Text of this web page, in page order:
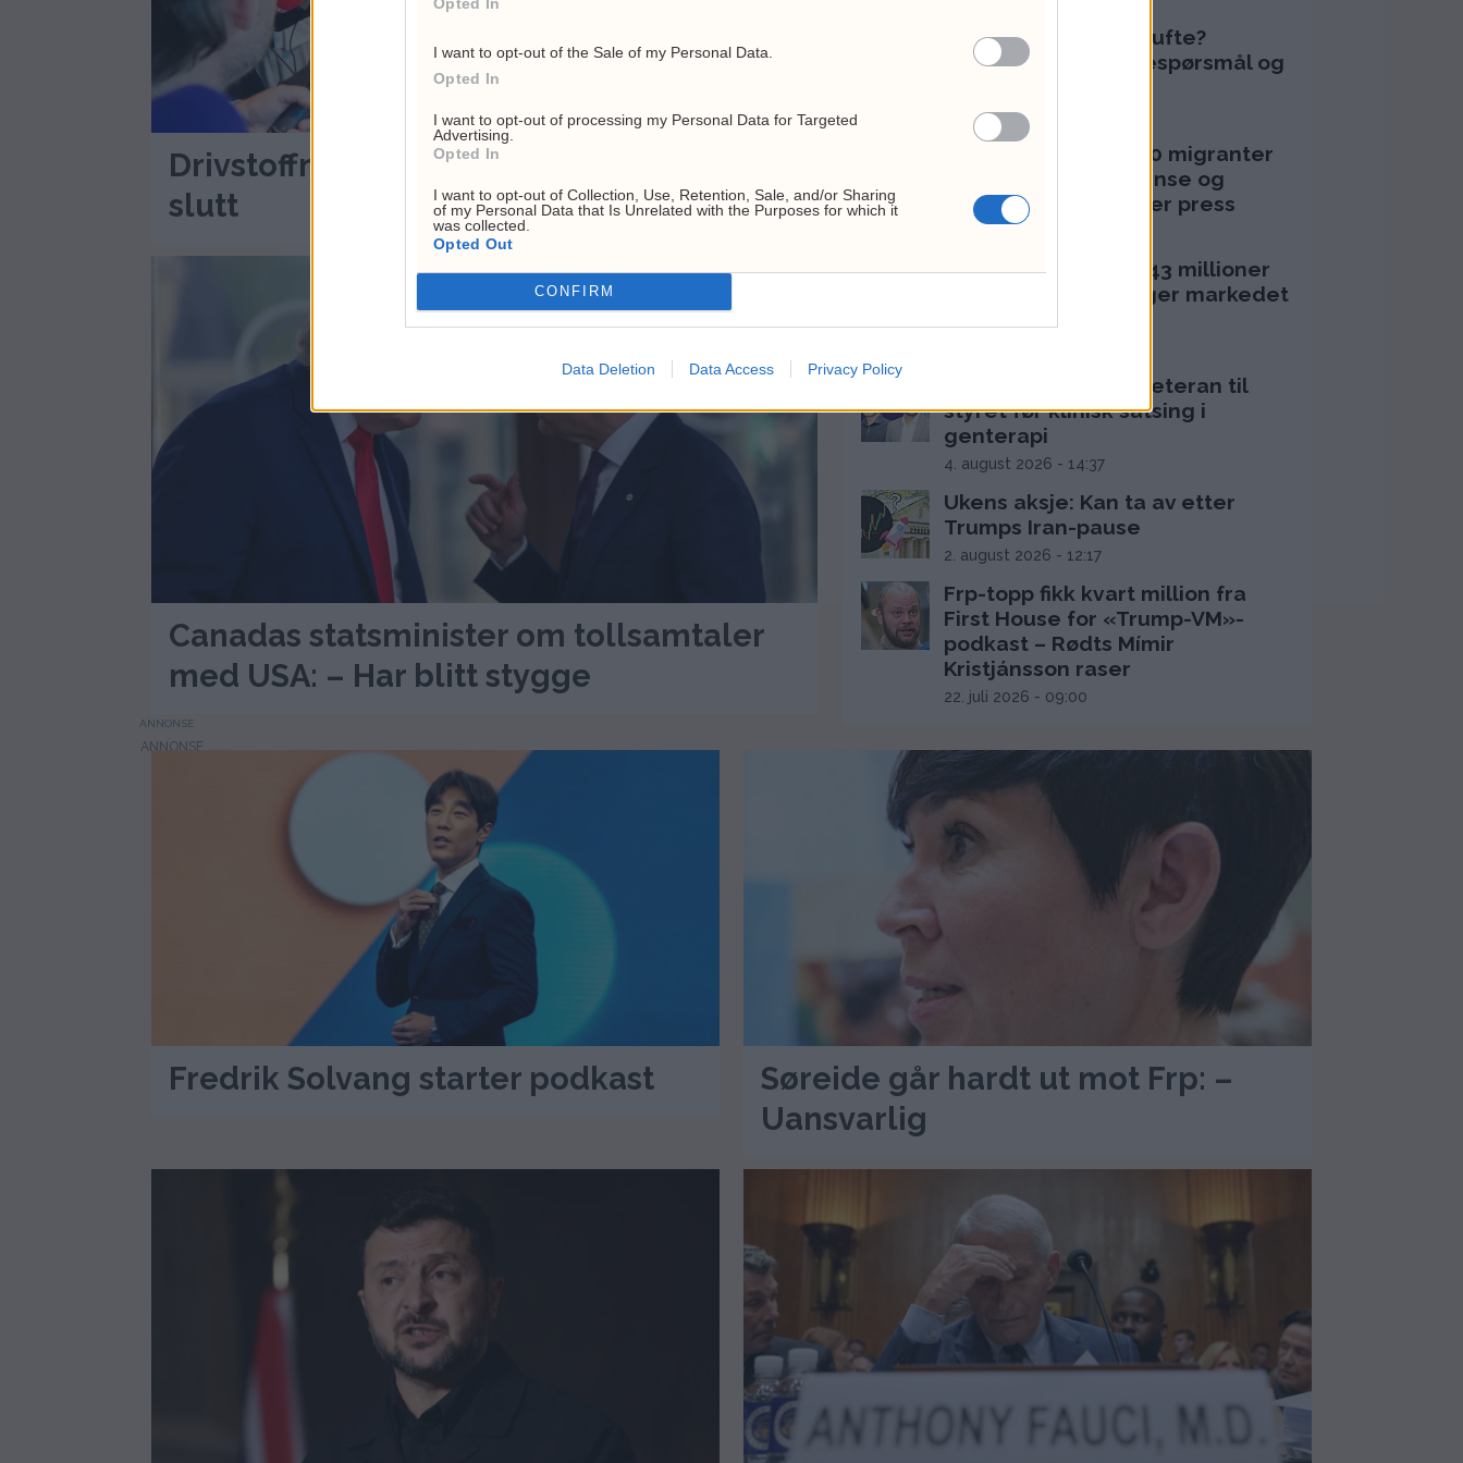
I want to opt-out of the Sale of my Personal Data.
Opted In
I want to opt-out of processing my Personal Data for Targeted
Advertising.
Opted In
I want to opt-out of Collection, Use, Retention, Sale, and/or Sharing
of my Personal Data that Is Unrelated with the Purposes for which it
was collected.
Opted Out
CONFIRM
Data Deletion Data Access Privacy Policy
Drivstoffmøtet avlyst, avgiftskutt går mot
slutt
Canadas statsminister om tollsamtaler
med USA: – Har blitt stygge
Hvorfor døde Olaf Tufte?
Hjertestans, vaksinespørsmål og
26. juli 2026 - 12:17
Ceuta-krisen: 60.000 migranter
presser Spanias grense og
setter Sánchez under press
USA har brukt opp 143 millioner
fat olje – derfor følger markedet
Circio henter RNA-veteran til
styret før klinisk satsing i
genterapi
4. august 2026 - 14:37
Ukens aksje: Kan ta av etter
Trumps Iran-pause
2. august 2026 - 12:17
Frp-topp fikk kvart million fra
First House for «Trump-VM»-
podkast – Rødts Mímir
Kristjánsson raser
22. juli 2026 - 09:00
ANNONSE
Fredrik Solvang starter podkast
Søreide går hardt ut mot Frp: –
Uansvarlig